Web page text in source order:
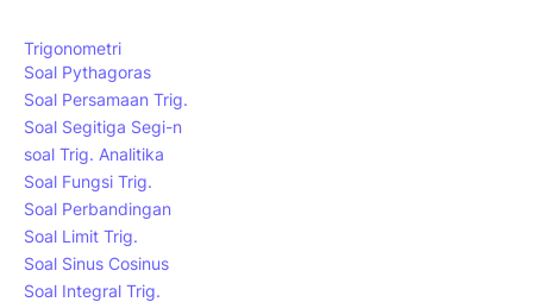
Trigonometri
Soal Pythagoras
Soal Persamaan Trig.
Soal Segitiga Segi-n
soal Trig. Analitika
Soal Fungsi Trig.
Soal Perbandingan
Soal Limit Trig.
Soal Sinus Cosinus
Soal Integral Trig.